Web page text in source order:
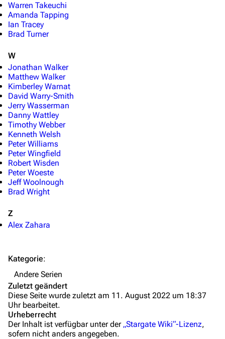
Personen
Zeitleiste
Fanprojekte
Kommerzielles
Hilfe
Autorenportal
Anfragen
Administrations-Übersicht
Löschantrag
Vandalismus melden
Warren Takeuchi
Amanda Tapping
Ian Tracey
Brad Turner
W
Jonathan Walker
Matthew Walker
Kimberley Warnat
David Warry-Smith
Jerry Wasserman
Danny Wattley
Timothy Webber
Kenneth Welsh
Peter Williams
Peter Wingfield
Robert Wisden
Peter Woeste
Jeff Woolnough
Brad Wright
Z
Alex Zahara
Kategorie:
Andere Serien
Zuletzt geändert
Diese Seite wurde zuletzt am 11. August 2022 um 18:37
Uhr bearbeitet.
Urheberrecht
Der Inhalt ist verfügbar unter der „Stargate Wiki“-Lizenz,
sofern nicht anders angegeben.